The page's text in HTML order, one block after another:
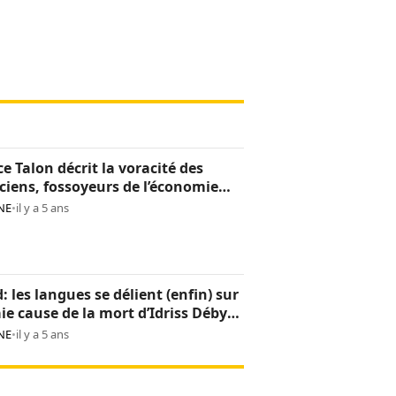
Talon décrit la voracité des
fossoyeurs de l’économie
•il y a 5 ans
les langues se délient (enfin) sur
cause de la mort d’Idriss Déby
•il y a 5 ans